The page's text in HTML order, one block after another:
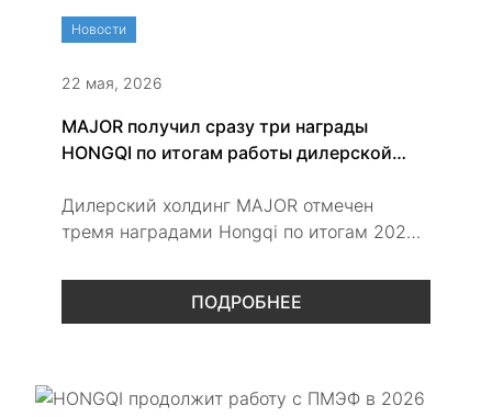
Новости
22 мая, 2026
MAJOR получил сразу три награды
HONGQI по итогам работы дилерской
Дилерский холдинг MAJOR отмечен
тремя наградами Hongqi по итогам 2025
продажи, сервис и работу с
дополнительным оборудованием.
ПОДРОБНЕЕ